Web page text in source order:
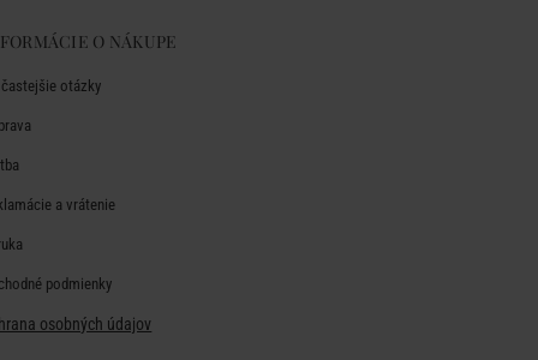
O NÁKUPE
otázky
a vrátenie
podmienky
osobných údajov